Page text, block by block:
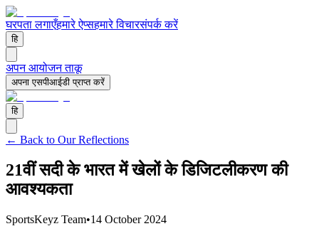
घरपता लगाएँहमारे ऐप्सहमारे विचारसंपर्क करें
हि
अपन आयोजन ताकू
अपना एसपीआईडी प्राप्त करें
हि
← Back to Our Reflections
21वीं सदी के भारत में खेलों के डिजिटलीकरण की
आवश्यकता
SportsKeyz Team•14 October 2024